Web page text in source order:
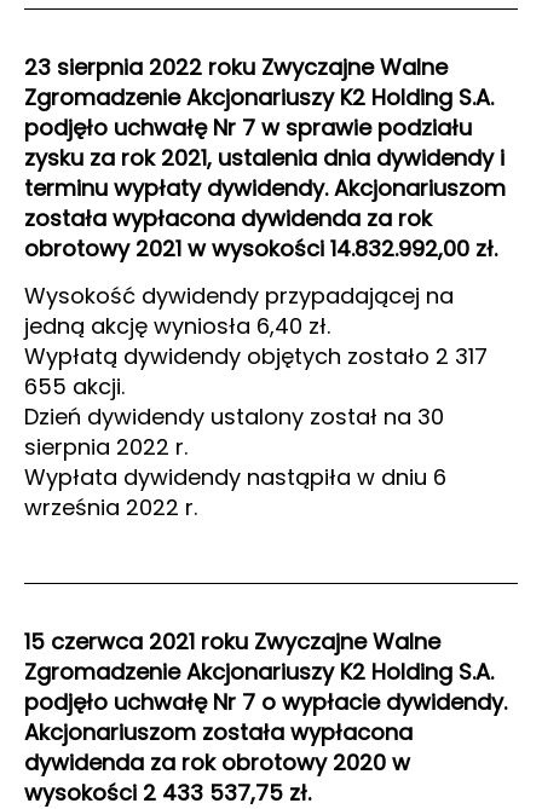
23 sierpnia 2022 roku Zwyczajne Walne
Zgromadzenie Akcjonariuszy K2 Holding S.A.
podjęło uchwałę Nr 7 w sprawie podziału
zysku za rok 2021, ustalenia dnia dywidendy i
terminu wypłaty dywidendy. Akcjonariuszom
została wypłacona dywidenda za rok
obrotowy 2021 w wysokości 14.832.992,00 zł.
Wysokość dywidendy przypadającej na
jedną akcję wyniosła 6,40 zł.
Wypłatą dywidendy objętych zostało 2 317
655 akcji.
Dzień dywidendy ustalony został na 30
sierpnia 2022 r.
Wypłata dywidendy nastąpiła w dniu 6
września 2022 r.
15 czerwca 2021 roku Zwyczajne Walne
Zgromadzenie Akcjonariuszy K2 Holding S.A.
podjęło uchwałę Nr 7 o wypłacie dywidendy.
Akcjonariuszom została wypłacona
dywidenda za rok obrotowy 2020 w
wysokości 2 433 537,75 zł.